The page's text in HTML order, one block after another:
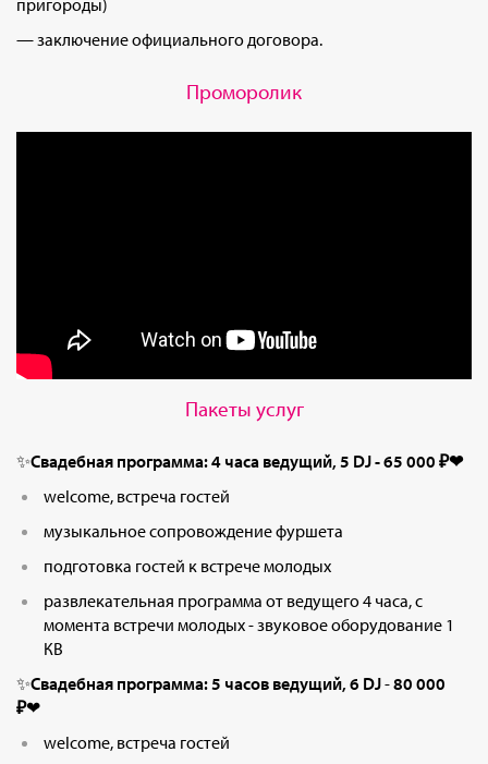
— заключение официального договора.
Проморолик
Пакеты услуг
✨Свадебная программа: 4 часа ведущий, 5 DJ -65 000 ₽❤
welcome, встреча гостей
музыкальное сопровождение фуршета
подготовка гостей к встрече молодых
развлекательная программа от ведущего 4 часа, с
момента встречи молодых - звуковое оборудование 1
КВ
✨Свадебная программа: 5 часов ведущий, 6 DJ-80 000
₽❤
welcome, встреча гостей